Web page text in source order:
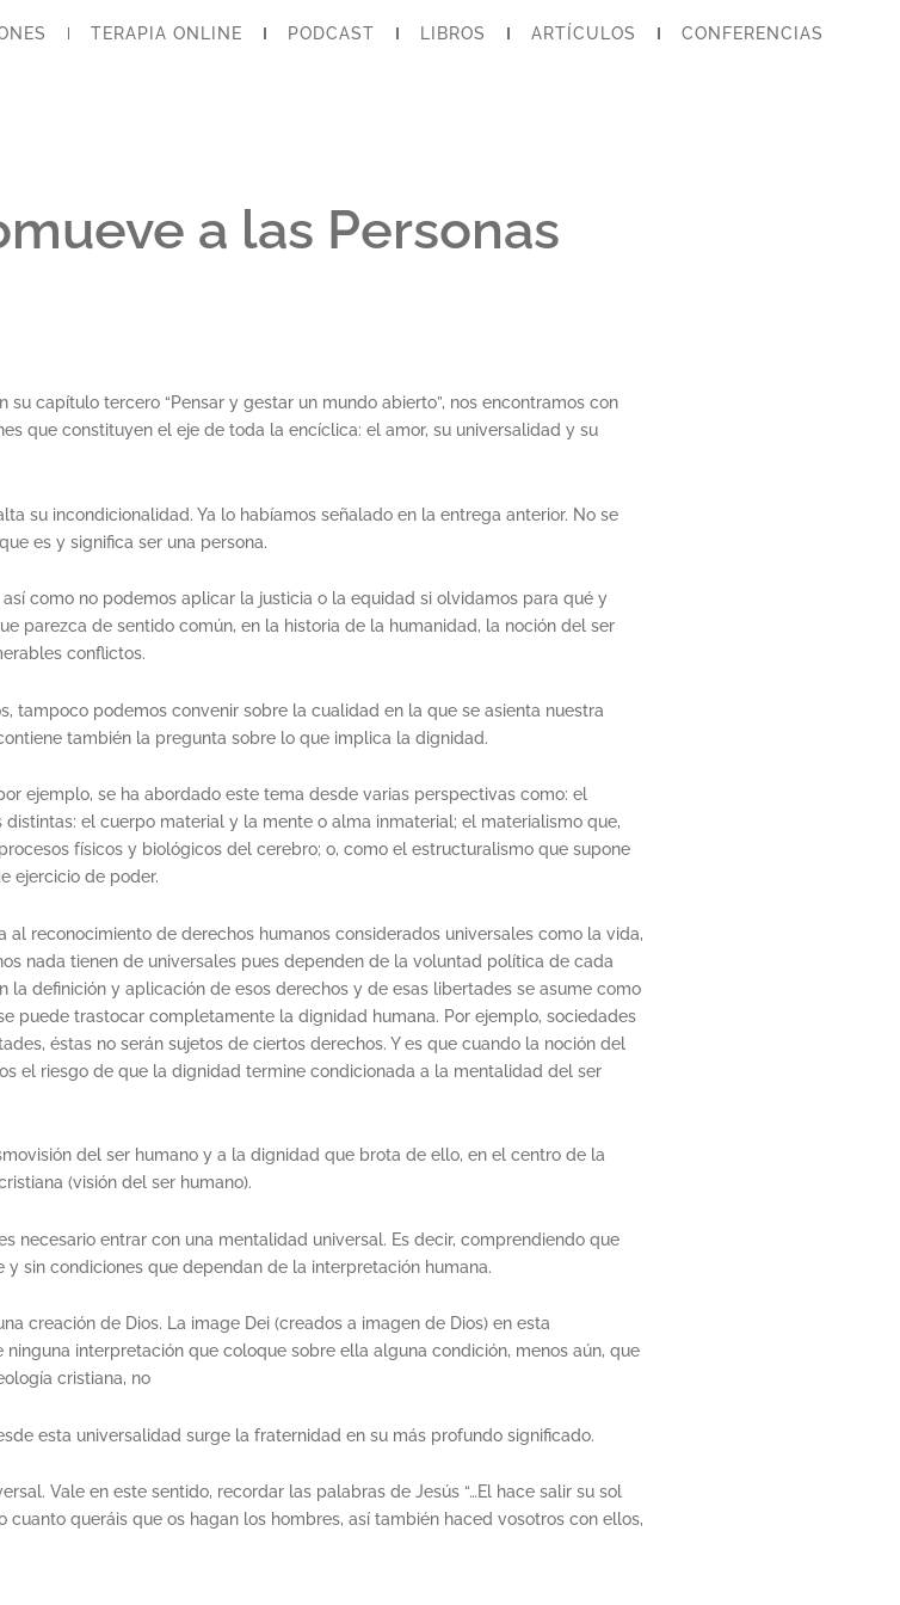
TERAPIA ONLINE PODCAST LIBROS ARTÍCULOS CONFERENCIAS
a las Personas
capítulo tercero “Pensar y gestar un mundo abierto”, nos encontramos con
que constituyen el eje de toda la encíclica: el amor, su universalidad y su
su incondicionalidad. Ya lo habíamos señalado en la entrega anterior. No se
es y significa ser una persona.
como no podemos aplicar la justicia o la equidad si olvidamos para qué y
parezca de sentido común, en la historia de la humanidad, la noción del ser
conflictos.
tampoco podemos convenir sobre la cualidad en la que se asienta nuestra
también la pregunta sobre lo que implica la dignidad.
ejemplo, se ha abordado este tema desde varias perspectivas como: el
el cuerpo material y la mente o alma inmaterial; el materialismo que,
físicos y biológicos del cerebro; o, como el estructuralismo que supone
ejercicio de poder.
reconocimiento de derechos humanos considerados universales como la vida,
nada tienen de universales pues dependen de la voluntad política de cada
definición y aplicación de esos derechos y de esas libertades se asume como
puede trastocar completamente la dignidad humana. Por ejemplo, sociedades
éstas no serán sujetos de ciertos derechos. Y es que cuando la noción del
el riesgo de que la dignidad termine condicionada a la mentalidad del ser
del ser humano y a la dignidad que brota de ello, en el centro de la
(visión del ser humano).
necesario entrar con una mentalidad universal. Es decir, comprendiendo que
sin condiciones que dependan de la interpretación humana.
creación de Dios. La image Dei (creados a imagen de Dios) en esta
interpretación que coloque sobre ella alguna condición, menos aún, que
cristiana, no
esta universalidad surge la fraternidad en su más profundo significado.
Vale en este sentido, recordar las palabras de Jesús “…El hace salir su sol
queráis que os hagan los hombres, así también haced vosotros con ellos,